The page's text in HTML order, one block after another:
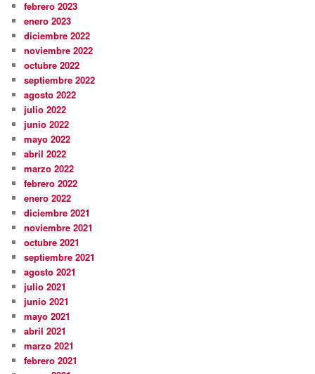
febrero 2023
enero 2023
diciembre 2022
noviembre 2022
octubre 2022
septiembre 2022
agosto 2022
julio 2022
junio 2022
mayo 2022
abril 2022
marzo 2022
febrero 2022
enero 2022
diciembre 2021
noviembre 2021
octubre 2021
septiembre 2021
agosto 2021
julio 2021
junio 2021
mayo 2021
abril 2021
marzo 2021
febrero 2021